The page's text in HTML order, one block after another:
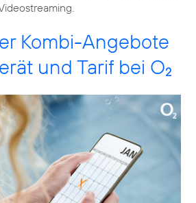
Kombi-Angebote
und Tarif bei O2